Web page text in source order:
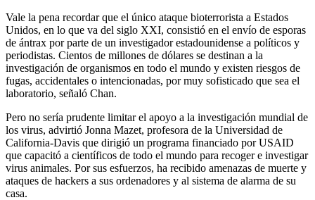
Vale la pena recordar que el único ataque bioterrorista a Estados
Unidos, en lo que va del siglo XXI, consistió en el envío de esporas
de ántrax por parte de un investigador estadounidense a políticos y
periodistas. Cientos de millones de dólares se destinan a la
investigación de organismos en todo el mundo y existen riesgos de
fugas, accidentales o intencionadas, por muy sofisticado que sea el
laboratorio, señaló Chan.
Pero no sería prudente limitar el apoyo a la investigación mundial de
los virus, advirtió Jonna Mazet, profesora de la Universidad de
California-Davis que dirigió un programa financiado por USAID
que capacitó a científicos de todo el mundo para recoger e investigar
virus animales. Por sus esfuerzos, ha recibido amenazas de muerte y
ataques de hackers a sus ordenadores y al sistema de alarma de su
casa.